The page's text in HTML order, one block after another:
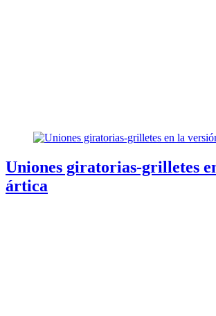
Uniones giratorias-grilletes
ártica